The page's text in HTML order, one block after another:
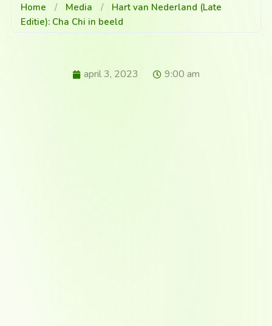
Home / Media /
Hart van Nederland (Late
Editie): Cha Chi in beeld
april 3, 2023 9:00 am